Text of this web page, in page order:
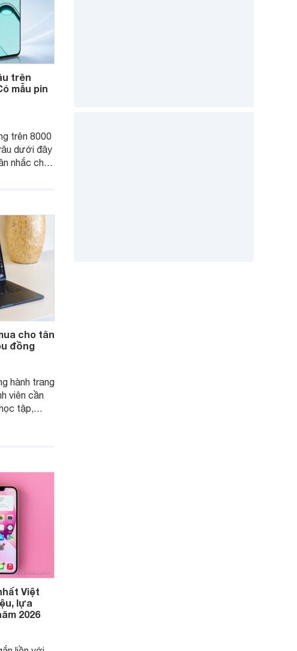
trên
mẫu pin
trên 8000
dưới đây
nhắc cho
cho tân
đồng
hành trang
viên cần
tập,
dành cho
Việt
lựa
2026